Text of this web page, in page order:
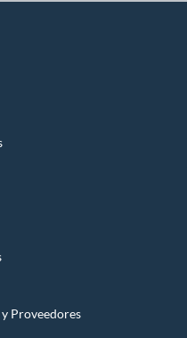
Proveedores